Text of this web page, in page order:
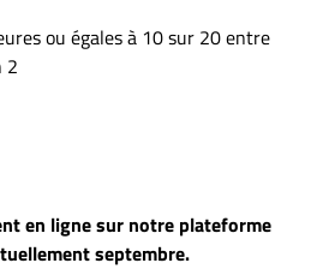
ou égales à 10 sur 20 entre
2
en ligne sur notre plateforme
septembre.